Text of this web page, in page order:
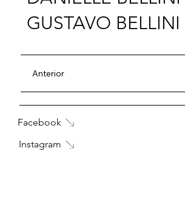
GUSTAVO BELLINI
Anterior
Facebook
Instagram